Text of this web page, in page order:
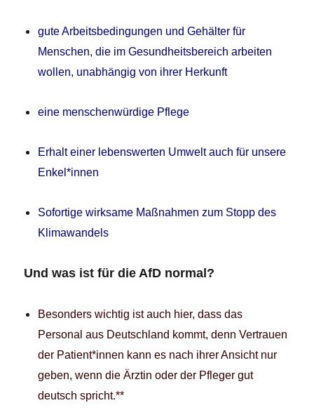
gute Arbeitsbedingungen und Gehälter für
Menschen, die im Gesundheitsbereich arbeiten
wollen, unabhängig von ihrer Herkunft
eine menschenwürdige Pflege
Erhalt einer lebenswerten Umwelt auch für unsere
Enkel*innen
Sofortige wirksame Maßnahmen zum Stopp des
Klimawandels
Und was ist für die AfD normal?
Besonders wichtig ist auch hier, dass das
Personal aus Deutschland kommt, denn Vertrauen
der Patient*innen kann es nach ihrer Ansicht nur
geben, wenn die Ärztin oder der Pfleger gut
deutsch spricht.**